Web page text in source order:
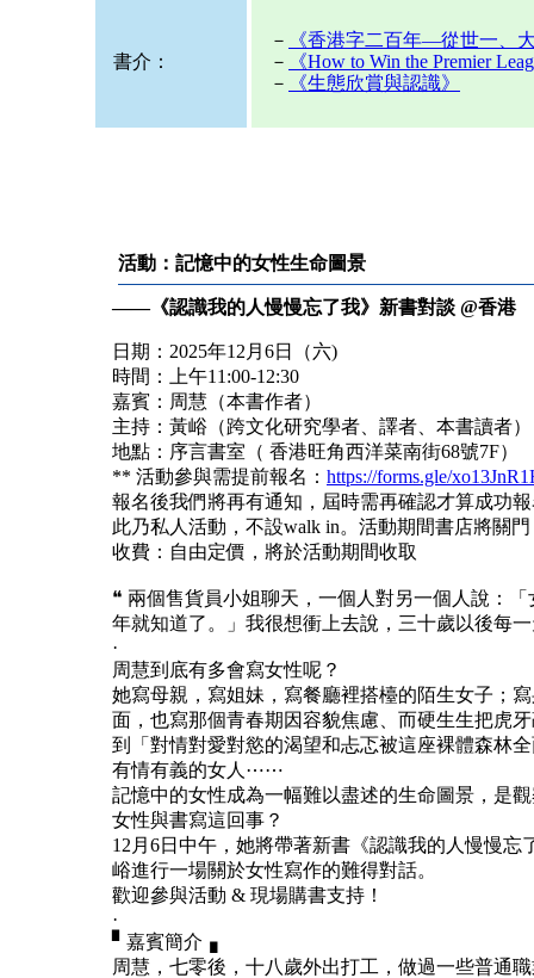
書介：
－
《香港字二百年—從世一、
－
《How to Win the Premier
－
《生態欣賞與認識》
活動：記憶中的女性生命圖景
——《認識我的人慢慢忘了我》新書對談 @香港
日期：2025年12月6日（六)
時間：上午11:00-12:30
嘉賓：周慧（本書作者）
主持：黃峪（跨文化研究學者、譯者、本書讀者）
地點：序言書室（ 香港旺角西洋菜南街68號7F）
** 活動參與需提前報名： https://forms.gle/
報名後我們將再有通知，屆時需再確認才算成功
此乃私人活動，不設walk in。活動期間書店將關
收費：自由定價，將於活動期間收取
❝ 兩個售貨員小姐聊天，一個人對另一個人說：
年就知道了。」我很想衝上去說，三十歲以後每
·
周慧到底有多會寫女性呢？
她寫母親，寫姐妹，寫餐廳裡搭檯的陌生女子；
面，也寫那個青春期因容貌焦慮、而硬生生把虎
到「對情對愛對慾的渴望和忐忑被這座裸體森林
有情有義的女人⋯⋯
記憶中的女性成為一幅難以盡述的生命圖景，是
女性與書寫這回事？
12月6日中午，她將帶著新書《認識我的人慢慢
峪進行一場關於女性寫作的難得對話。
歡迎參與活動 & 現場購書支持！
·
▘嘉賓簡介▗
周慧，七零後，十八歲外出打工，做過一些普通